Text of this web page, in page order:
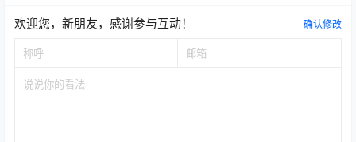
欢迎您，新朋友，感谢参与互动！ 确认修改